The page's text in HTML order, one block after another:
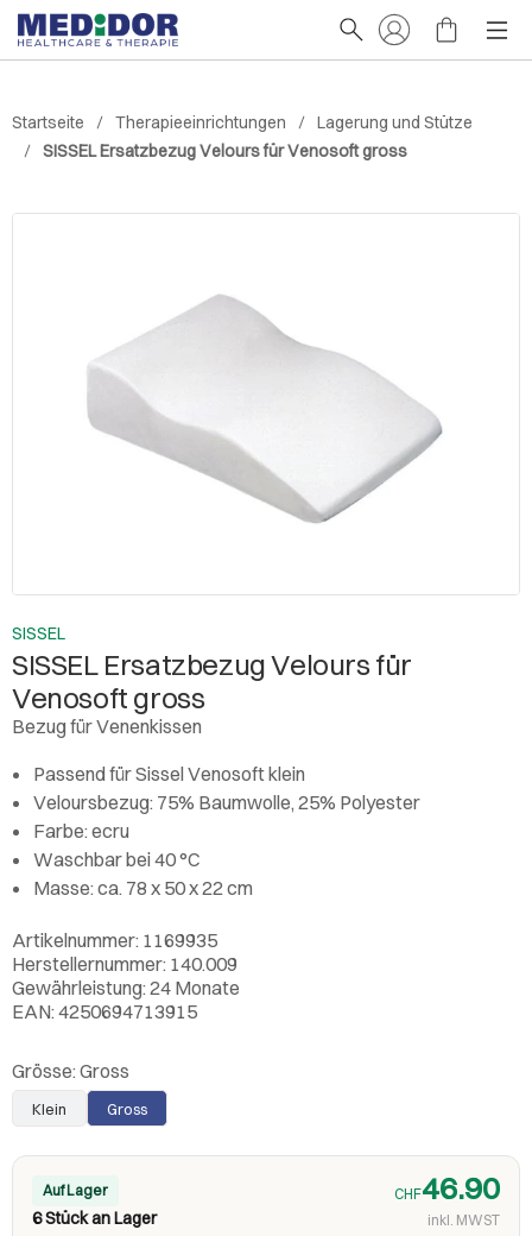
Startseite Therapieeinrichtungen
Lagerung und Stütze
SISSEL Ersatzbezug Velours für Venosoft gross
SISSEL
SISSEL Ersatzbezug Velours für
Venosoft gross
Bezug für Venenkissen
Passend für Sissel Venosoft klein
Veloursbezug: 75% Baumwolle, 25% Polyester
Farbe: ecru
Waschbar bei 40 °C
Masse: ca. 78 x 50 x 22 cm
Artikelnummer: 1169935
Herstellernummer: 140.009
Gewährleistung: 24 Monate
EAN: 4250694713915
Grösse: Gross
Klein Gross
Auf Lager
6 Stück an Lager
CHF46.90
inkl. MWST